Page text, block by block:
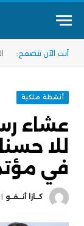
أنت الآن تتصفح:
أنشطة ملكية
عشاء
للا
في
كــازا أنــفــو